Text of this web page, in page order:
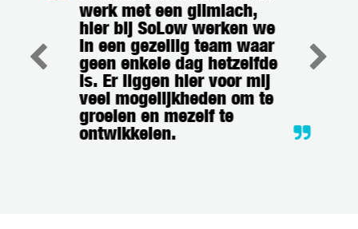
werk met een glimlach,
hier bij SoLow werken we
in een gezellig team waar
geen enkele dag hetzelfde
is. Er liggen hier voor mij
veel mogelijkheden om te
groeien en mezelf te
ontwikkelen.